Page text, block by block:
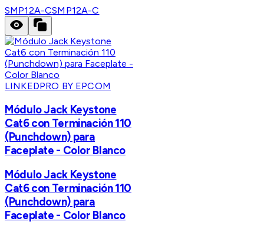
SMP12A-CSMP12A-C
LINKEDPRO BY EPCOM
Módulo Jack Keystone
Cat6 con Terminación 110
(Punchdown) para
Faceplate - Color Blanco
Módulo Jack Keystone
Cat6 con Terminación 110
(Punchdown) para
Faceplate - Color Blanco